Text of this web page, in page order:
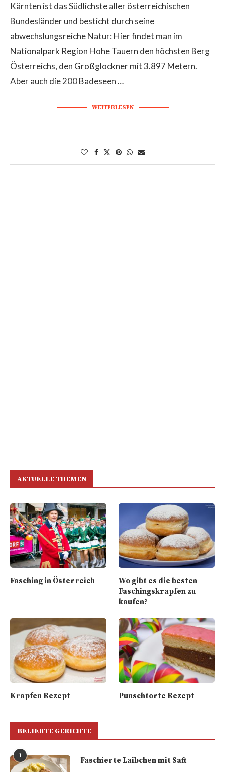
Kärnten ist das Südlichste aller österreichischen
Bundesländer und besticht durch seine
abwechslungsreiche Natur: Hier findet man im
Nationalpark Region Hohe Tauern den höchsten Berg
Österreichs, den Großglockner mit 3.897 Metern.
Aber auch die 200 Badeseen …
WEITERLESEN
AKTUELLE THEMEN
Fasching in Österreich
Wo gibt es die besten
Faschingskrapfen zu
kaufen?
Krapfen Rezept Punschtorte Rezept
BELIEBTE GERICHTE
1 Faschierte Laibchen mit Saft